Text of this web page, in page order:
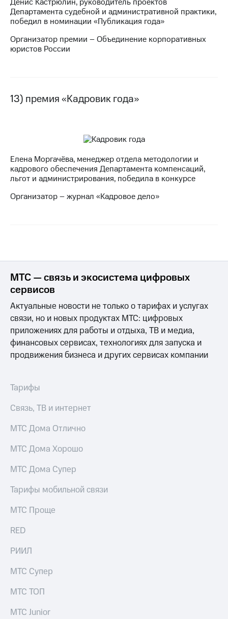
Департамента судебной и административной практики,
победил в номинации «Публикация года»
Организатор премии – Объединение корпоративных
юристов России
13) премия «Кадровик года»
Елена Моргачёва, менеджер отдела методологии и
кадрового обеспечения Департамента компенсаций,
льгот и администрирования, победила в конкурсе
Организатор – журнал «Кадровое дело»
МТС — связь и экосистема цифровых
сервисов
Актуальные новости не только о тарифах и услугах
связи, но и новых продуктах МТС: цифровых
приложениях для работы и отдыха, ТВ и медиа,
финансовых сервисах, технологиях для запуска и
продвижения бизнеса и других сервисах компании
Тарифы
Связь, ТВ и интернет
МТС Дома Отлично
МТС Дома Хорошо
МТС Дома Супер
Тарифы мобильной связи
МТС Проще
RED
РИИЛ
МТС Супер
МТС ТОП
МТС Junior